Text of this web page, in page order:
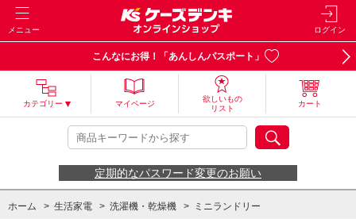
メニュー ログイン
こんなにお得！「あんしんパスポート」
カテゴリー マイページ
欲しいもの
リスト
カート
定期的なパスワード変更のお願い
ホーム > 生活家電 > 洗濯機・乾燥機 > ミニランドリー